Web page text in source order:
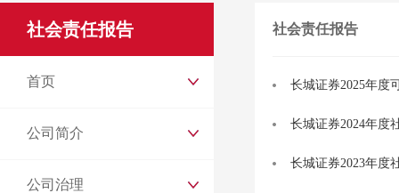
社会责任报告
首页
公司简介
公司治理
社会责任报告
长城证券2025年度
长城证券2024年度
长城证券2023年度